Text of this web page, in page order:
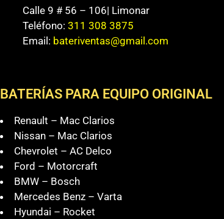
Calle 9 # 56 – 106| Limonar
Teléfono:311 308 3875
Email: bateriventas@gmail.com
BATERÍAS PARA EQUIPO ORIGINAL
Renault – Mac Clarios
Nissan – Mac Clarios
Chevrolet – AC Delco
Ford – Motorcraft
BMW – Bosch
Mercedes Benz – Varta
Hyundai – Rocket